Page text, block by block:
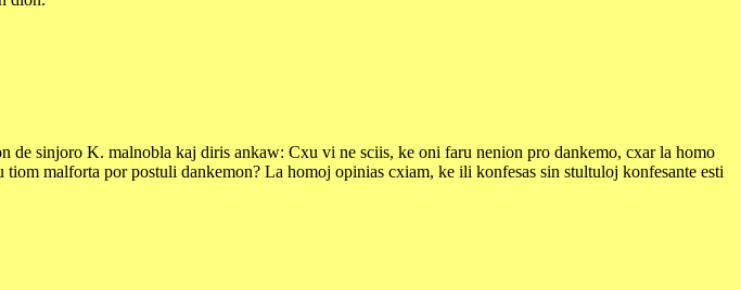
sinjoro K. malnobla kaj diris ankaw: Cxu vi ne sciis, ke oni faru nenion pro dankemo, cxar la homo
malforta por postuli dankemon? La homoj opinias cxiam, ke ili konfesas sin stultuloj konfesante esti